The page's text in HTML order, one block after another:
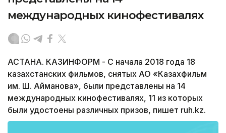
международных кинофестивалях
АСТАНА. КАЗИНФОРМ - С начала 2018 года 18
казахстанских фильмов, снятых АО «Казахфильм
им. Ш. Айманова», были представлены на 14
международных кинофестивалях, 11 из которых
были удостоены различных призов, пишет ruh.kz.